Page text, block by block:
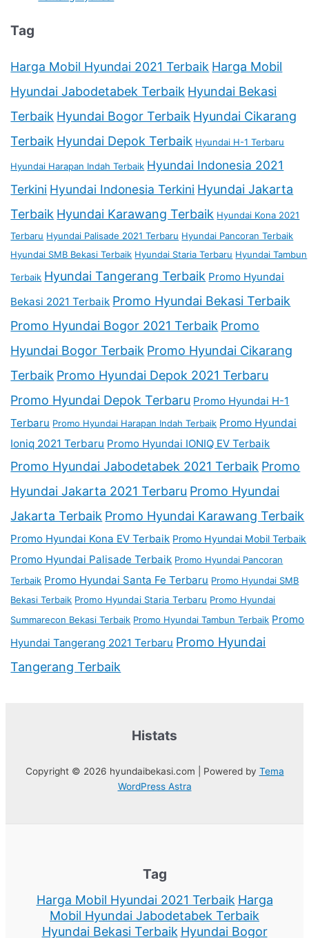
Tag
Harga Mobil Hyundai 2021 Terbaik Harga Mobil
Hyundai Jabodetabek Terbaik Hyundai Bekasi
Terbaik Hyundai Bogor Terbaik Hyundai Cikarang
Terbaik Hyundai Depok Terbaik Hyundai H-1 Terbaru
Hyundai Harapan Indah Terbaik Hyundai Indonesia 2021
Terkini Hyundai Indonesia Terkini Hyundai Jakarta
Terbaik Hyundai Karawang Terbaik Hyundai Kona 2021
Terbaru Hyundai Palisade 2021 Terbaru Hyundai Pancoran Terbaik
Hyundai SMB Bekasi Terbaik Hyundai Staria Terbaru Hyundai Tambun
Terbaik Hyundai Tangerang Terbaik Promo Hyundai
Bekasi 2021 Terbaik Promo Hyundai Bekasi Terbaik
Promo Hyundai Bogor 2021 Terbaik Promo
Hyundai Bogor Terbaik Promo Hyundai Cikarang
Terbaik Promo Hyundai Depok 2021 Terbaru
Promo Hyundai Depok Terbaru Promo Hyundai H-1
Terbaru Promo Hyundai Harapan Indah Terbaik Promo Hyundai
Ioniq 2021 Terbaru Promo Hyundai IONIQ EV Terbaik
Promo Hyundai Jabodetabek 2021 Terbaik Promo
Hyundai Jakarta 2021 Terbaru Promo Hyundai
Jakarta Terbaik Promo Hyundai Karawang Terbaik
Promo Hyundai Kona EV Terbaik Promo Hyundai Mobil Terbaik
Promo Hyundai Palisade Terbaik Promo Hyundai Pancoran
Terbaik Promo Hyundai Santa Fe Terbaru Promo Hyundai SMB
Bekasi Terbaik Promo Hyundai Staria Terbaru Promo Hyundai
Summarecon Bekasi Terbaik Promo Hyundai Tambun Terbaik Promo
Hyundai Tangerang 2021 Terbaru Promo Hyundai
Tangerang Terbaik
Histats
Copyright © 2026 hyundaibekasi.com | Powered by Tema
WordPress Astra
Tag
Harga Mobil Hyundai 2021 Terbaik Harga
Mobil Hyundai Jabodetabek Terbaik
Hyundai Bekasi Terbaik Hyundai Bogor